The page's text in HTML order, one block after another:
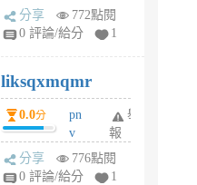
rv
pj
6
個
月
前
分享
772點閱
0 評論/給分
1
liksqxmqmr
0.0分
pn
v
wt
sv
舉
報
分享
776點閱
0 評論/給分
1